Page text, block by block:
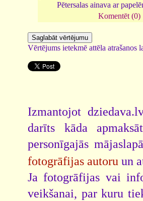
Pētersalas ainava ar
Komentēt (0)
Vērtējums ietekmē attēla atrašanos
Izmantojot
darīts kāda
personīgajās
fotogrāfijas autoru un
Ja fotogrāfijas vai
veikšanai, par kuru